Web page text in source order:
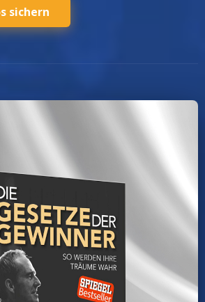
sichern